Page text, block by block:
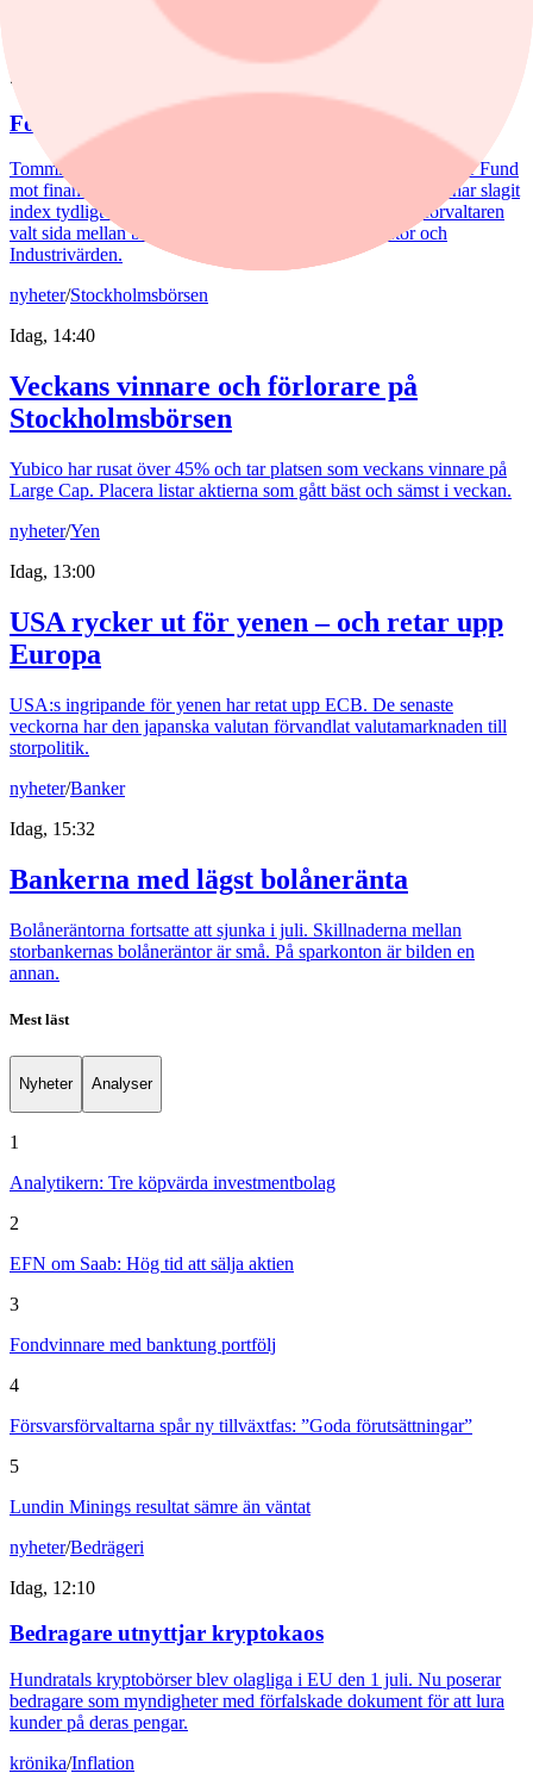
5 augusti, 15:06
Fondvinnare med banktung portfölj
Tommi Saukkoriipi har styrt nästan halva SEB Swedish Value Fund
mot finanssektorn. Det har varit ett vinnande drag. Fonden har slagit
index tydligt både i år och på längre sikt. Samtidigt har förvaltaren
valt sida mellan börsens två stora maktbolag - Investor och
Industrivärden.
nyheter/Stockholmsbörsen
Idag, 14:40
Veckans vinnare och förlorare på
Stockholmsbörsen
Yubico har rusat över 45% och tar platsen som veckans vinnare på
Large Cap. Placera listar aktierna som gått bäst och sämst i veckan.
nyheter/Yen
Idag, 13:00
USA rycker ut för yenen – och retar upp
Europa
USA:s ingripande för yenen har retat upp ECB. De senaste
veckorna har den japanska valutan förvandlat valutamarknaden till
storpolitik.
nyheter/Banker
Idag, 15:32
Bankerna med lägst bolåneränta
Bolåneräntorna fortsatte att sjunka i juli. Skillnaderna mellan
storbankernas bolåneräntor är små. På sparkonton är bilden en
annan.
Mest läst
Nyheter Analyser
1
Analytikern: Tre köpvärda investmentbolag
2
EFN om Saab: Hög tid att sälja aktien
3
Fondvinnare med banktung portfölj
4
Försvarsförvaltarna spår ny tillväxtfas: ”Goda förutsättningar”
5
Lundin Minings resultat sämre än väntat
nyheter/Bedrägeri
Idag, 12:10
Bedragare utnyttjar kryptokaos
Hundratals kryptobörser blev olagliga i EU den 1 juli. Nu poserar
bedragare som myndigheter med förfalskade dokument för att lura
kunder på deras pengar.
krönika/Inflation